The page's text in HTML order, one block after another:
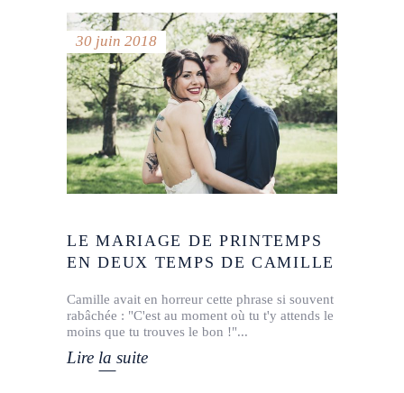
30 juin 2018
LE MARIAGE DE PRINTEMPS
EN DEUX TEMPS DE CAMILLE
Camille avait en horreur cette phrase si souvent
rabâchée : "C'est au moment où tu t'y attends le
moins que tu trouves le bon !"
Lire la suite